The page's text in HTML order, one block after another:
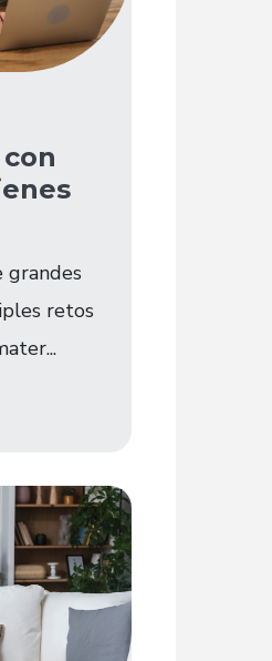
grandes
retos